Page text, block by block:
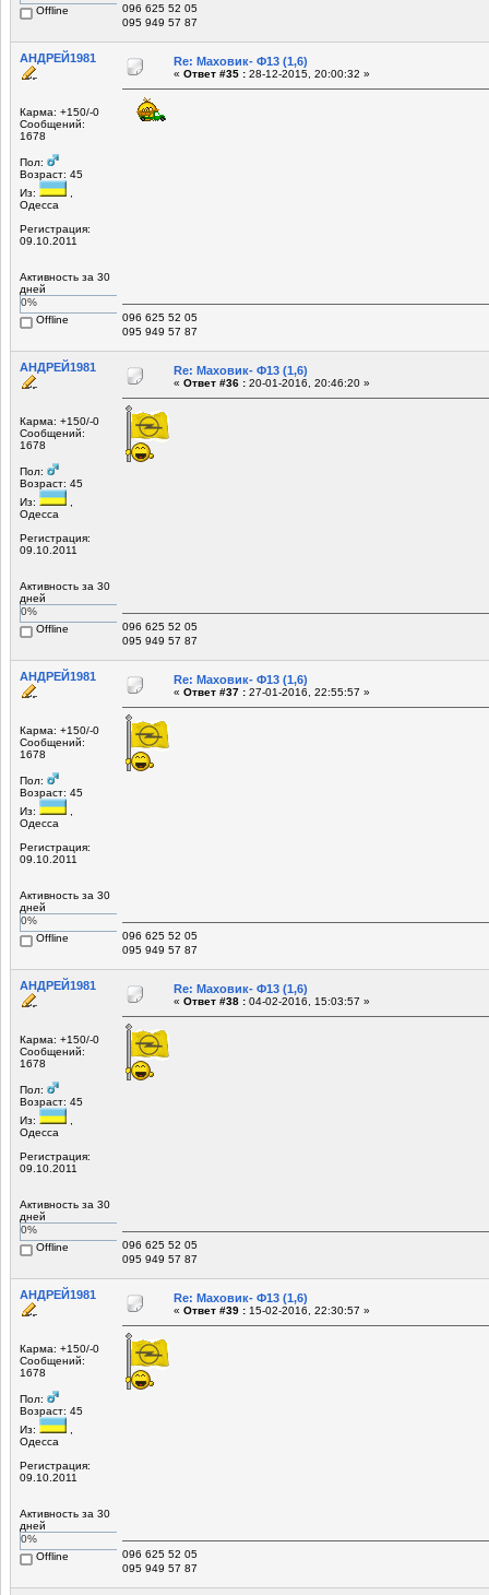
Offline
096 625 52 05
095 949 57 87
АНДРЕЙ1981
Карма: +150/-0
Сообщений:
1678
Пол:
Возраст: 45
Из:
Одесса
Регистрация:
09.10.2011
Активность за 30
дней
0%
Offline
Re: Маховик- Ф13 (1,6)
« Ответ #35 : 28-12-2015, 20:00:32 »
096 625 52 05
095 949 57 87
АНДРЕЙ1981
Карма: +150/-0
Сообщений:
1678
Пол:
Возраст: 45
Из:
Одесса
Регистрация:
09.10.2011
Активность за 30
дней
0%
Offline
Re: Маховик- Ф13 (1,6)
« Ответ #36 : 20-01-2016, 20:46:20 »
096 625 52 05
095 949 57 87
АНДРЕЙ1981
Карма: +150/-0
Сообщений:
1678
Пол:
Возраст: 45
Из:
Одесса
Регистрация:
09.10.2011
Активность за 30
дней
0%
Offline
Re: Маховик- Ф13 (1,6)
« Ответ #37 : 27-01-2016, 22:55:57 »
096 625 52 05
095 949 57 87
АНДРЕЙ1981
Карма: +150/-0
Сообщений:
1678
Пол:
Возраст: 45
Из:
Одесса
Регистрация:
09.10.2011
Активность за 30
дней
0%
Offline
Re: Маховик- Ф13 (1,6)
« Ответ #38 : 04-02-2016, 15:03:57 »
096 625 52 05
095 949 57 87
АНДРЕЙ1981
Карма: +150/-0
Сообщений:
1678
Пол:
Возраст: 45
Из:
Одесса
Регистрация:
09.10.2011
Активность за 30
дней
0%
Offline
Re: Маховик- Ф13 (1,6)
« Ответ #39 : 15-02-2016, 22:30:57 »
096 625 52 05
095 949 57 87